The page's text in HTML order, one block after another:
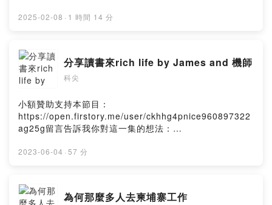
ag25g/commentsPowered by Firstory Hosting
2025-02-08 · 1 時間 14 分
分享讀書來rich life by James and 機師
科尖
小額贊助支持本節目：
https://open.firstory.me/user/ckhhg4pnice960897322
ag25g留言告訴我你對這一集的想法：
ag25g/commentsPowered by Firstory Hosting
2023-06-04 · 57 分
為何那麼多人去柬埔寨工作